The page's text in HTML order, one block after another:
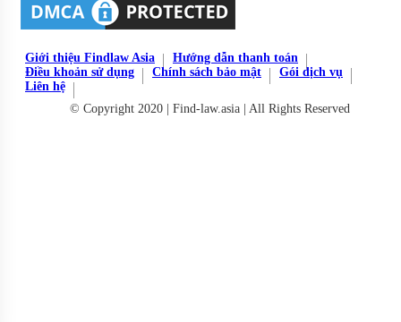
Giới thiệu Findlaw Asia
Hướng dẫn thanh toán
Điều khoản sử dụng
Chính sách bảo mật
Gói dịch vụ
Liên hệ
© Copyright 2020 | Find-law.asia | All Rights Reserved